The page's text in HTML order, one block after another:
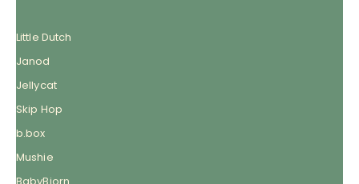
Little Dutch
Janod
Jellycat
Skip Hop
b.box
Mushie
BabyBjorn